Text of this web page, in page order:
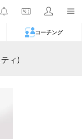
コーチング
ィ)